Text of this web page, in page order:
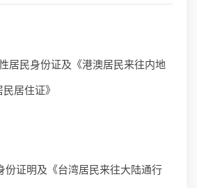
居民身份证及《港澳居民来往内地
居住证》
证明及《台湾居民来往大陆通行